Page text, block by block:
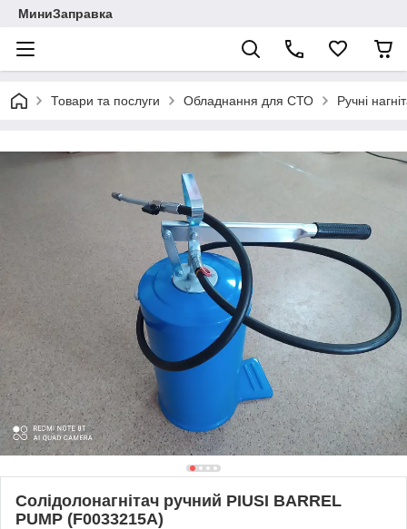
МиниЗаправка
Товари та послуги Обладнання для СТО Ручні
Солідолонагнітач ручний PIUSI BARREL
PUMP (F0033215A)